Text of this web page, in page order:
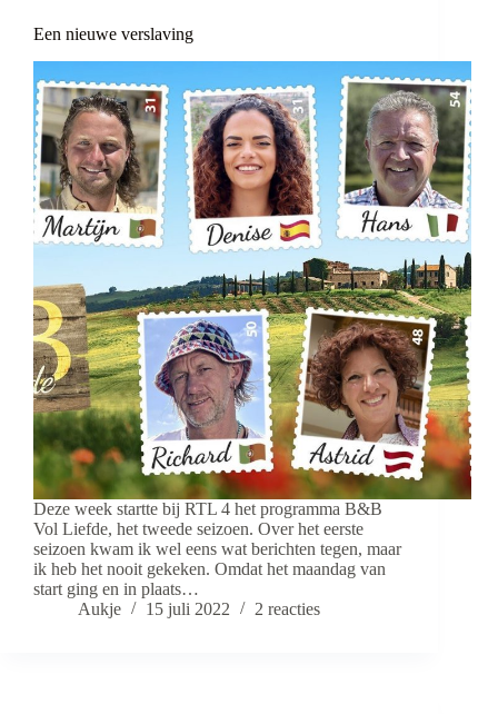
Een nieuwe verslaving
Deze week startte bij RTL 4 het programma B&B
Vol Liefde, het tweede seizoen. Over het eerste
seizoen kwam ik wel eens wat berichten tegen, maar
ik heb het nooit gekeken. Omdat het maandag van
start ging en in plaats…
Aukje
15 juli 2022 2 reacties